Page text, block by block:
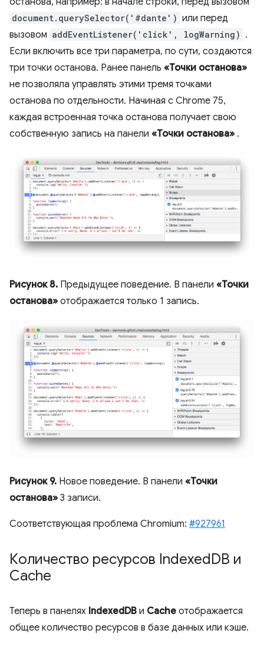
document.querySelector('#dante') или перед
вызовом addEventListener('click', logWarning) .
Если включить все три параметра, по сути, создаются
три точки останова. Ранее панель «Точки останова»
не позволяла управлять этими тремя точками
останова по отдельности. Начиная с Chrome 75,
каждая встроенная точка останова получает свою
собственную запись на панели «Точки останова» .
Рисунок 8. Предыдущее поведение. В панели «Точки
останова» отображается только 1 запись.
Рисунок 9. Новое поведение. В панели «Точки
останова» 3 записи.
Соответствующая проблема Chromium: #927961
Количество ресурсов IndexedDB и
Cache
Теперь в панелях IndexedDB и Cache отображается
общее количество ресурсов в базе данных или кэше.